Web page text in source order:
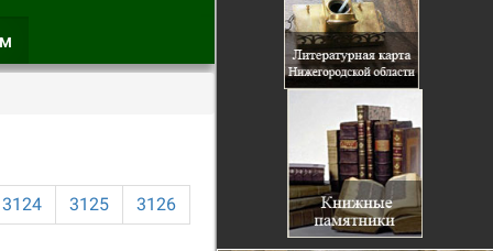
вкладка)
3124 3125
3126